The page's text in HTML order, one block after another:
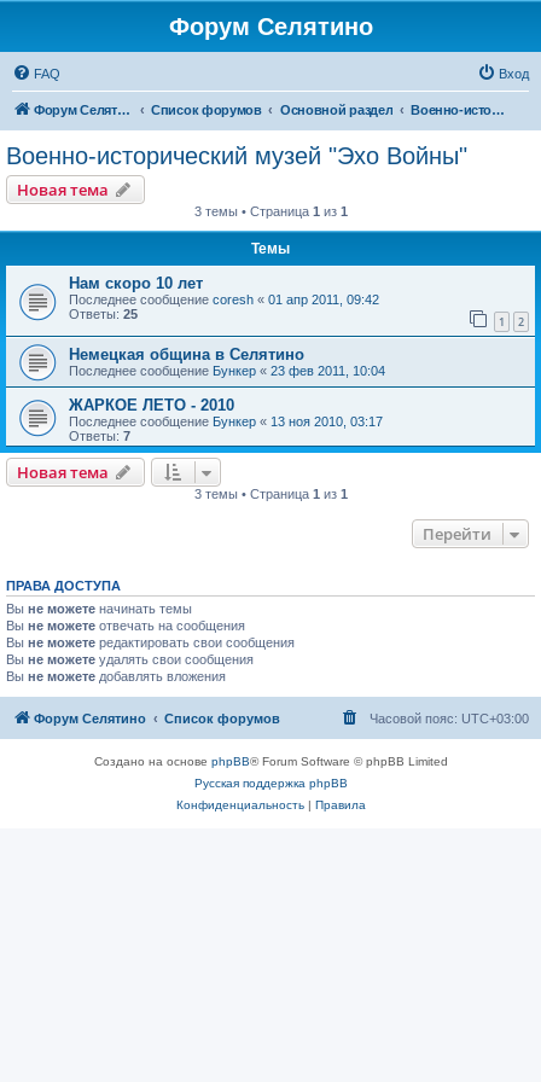
Форум Селятино
FAQ Вход
Форум Селятино Список форумов Основной раздел Военно-исторический музей "Эхо Войны"
Военно-исторический музей "Эхо Войны"
Новая тема
3 темы • Страница 1 из 1
Темы
Нам скоро 10 лет
Последнее сообщение coresh « 01 апр 2011, 09:42
Ответы: 25 1 2
Немецкая община в Селятино
Последнее сообщение Бункер « 23 фев 2011, 10:04
ЖАРКОЕ ЛЕТО - 2010
Последнее сообщение Бункер « 13 ноя 2010, 03:17
Ответы: 7
Новая тема
3 темы • Страница 1 из 1
Перейти
ПРАВА ДОСТУПА
Вы не можете начинать темы
Вы не можете отвечать на сообщения
Вы не можете редактировать свои сообщения
Вы не можете удалять свои сообщения
Вы не можете добавлять вложения
Форум Селятино Список форумов Часовой пояс: UTC+03:00
Создано на основе phpBB® Forum Software © phpBB Limited
Русская поддержка phpBB
Конфиденциальность| Правила